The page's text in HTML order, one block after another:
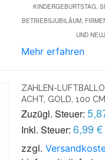
KINDERGEBURTSTAG,
BETRIEBSJUBILÄUM,
UND
Mehr erfahren
ZAHLEN-
ACHT, GOLD, 100 CM
Zuzügl. Steuer:
Inkl. Steuer: 6,99 €
zzgl.